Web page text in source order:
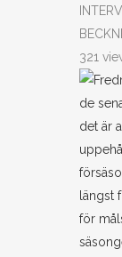
321